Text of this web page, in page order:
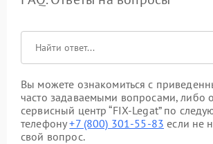
Вы можете ознакомиться с
часто задаваемыми вопросами, либо
сервисный центр “FIX-Legat” по
телефону+7 (800) 301-55-83 если не
свой вопрос.